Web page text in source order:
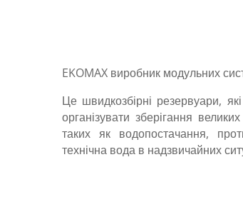
EKOMAX виробник модульних
Це швидкозбірні резервуари,
організувати зберігання
таких як водопостачання,
технічна вода в надзвичайних